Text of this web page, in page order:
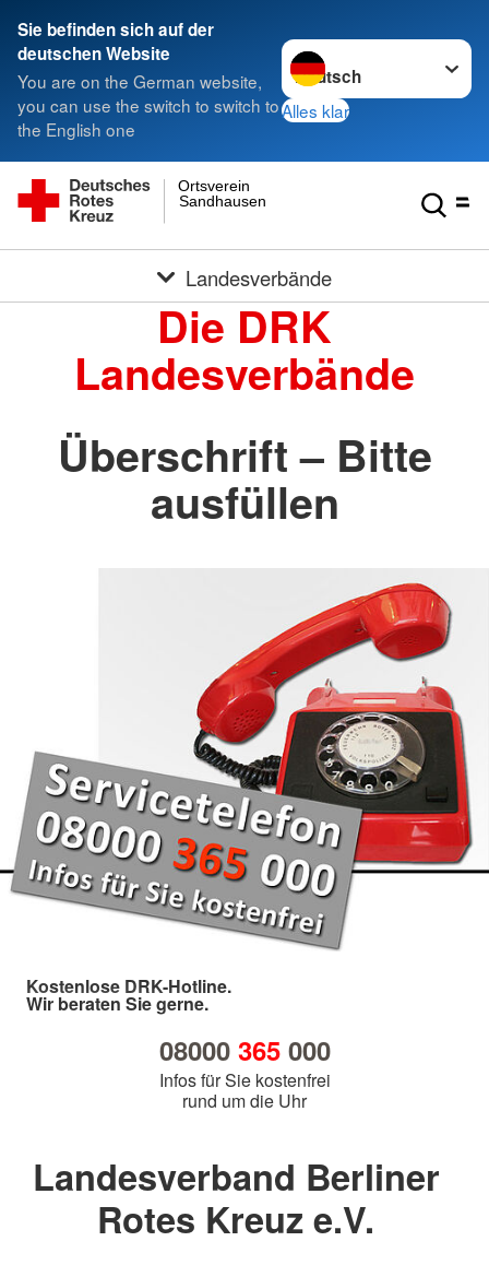
Sie befinden sich auf der
deutschen Website
You are on the German website,
you can use the switch to switch to
the English one
Sprache wechseln zu
Alles klar
Sandhausen
Ortsverein
Landesverbände
Die DRK
Landesverbände
Überschrift – Bitte
ausfüllen
Kostenlose DRK-Hotline.
Wir beraten Sie gerne.
08000 365000
Infos für Sie kostenfrei
rund um die Uhr
Landesverband Berliner
Rotes Kreuz e.V.